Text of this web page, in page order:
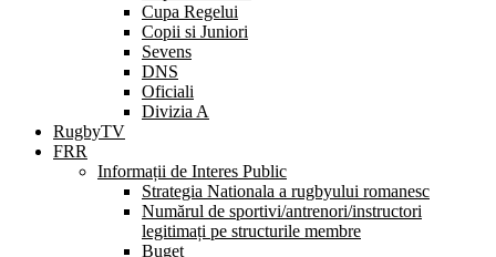
Cupa Regelui
Copii si Juniori
Sevens
DNS
Oficiali
Divizia A
RugbyTV
FRR
Informații de Interes Public
Strategia Nationala a rugbyului romanesc
Numărul de sportivi/antrenori/instructori
legitimați pe structurile membre
Buget